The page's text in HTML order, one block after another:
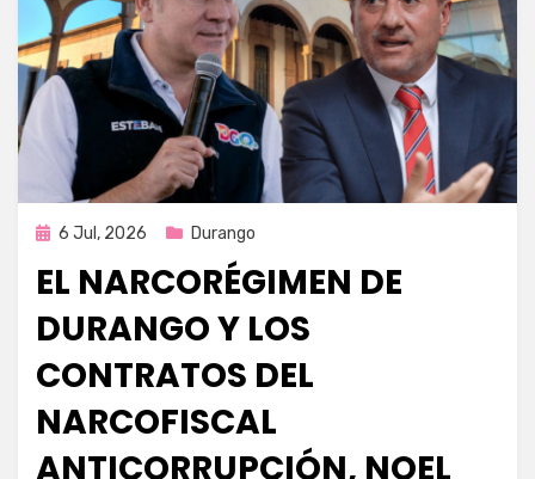
Publicada
6 Jul, 2026 Durango
EL NARCORÉGIMEN DE
DURANGO Y LOS
CONTRATOS DEL
NARCOFISCAL
ANTICORRUPCIÓN, NOEL